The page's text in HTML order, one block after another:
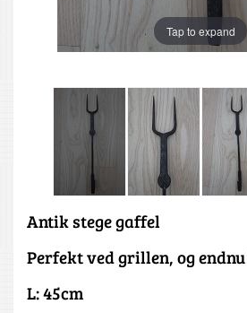
Tap to expand
Antik stege gaffel
Perfekt ved grillen, og
L: 45cm